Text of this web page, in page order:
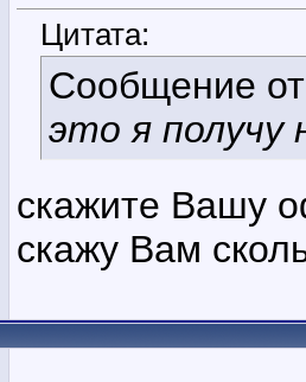
Цитата:
Сообщение
это я получу
скажите Вашу
скажу Вам